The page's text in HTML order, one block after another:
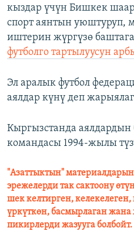
кыздар үчүн Бишкек
спорт аянтын уюштуруп,
иштерин жүргүзө
футболго тартылуусун
Эл аралык футбол
аялдар күнү деп
Кыргызстанда аялдардын
командасы 1994-жылы
"Азаттыктын"
эрежелерди так сактоону
шек келтирген, келекелеген,
үркүткөн, басмырлаган жана
пикирлерди жазууга